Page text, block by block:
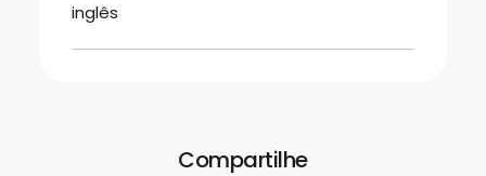
inglês
Compartilhe